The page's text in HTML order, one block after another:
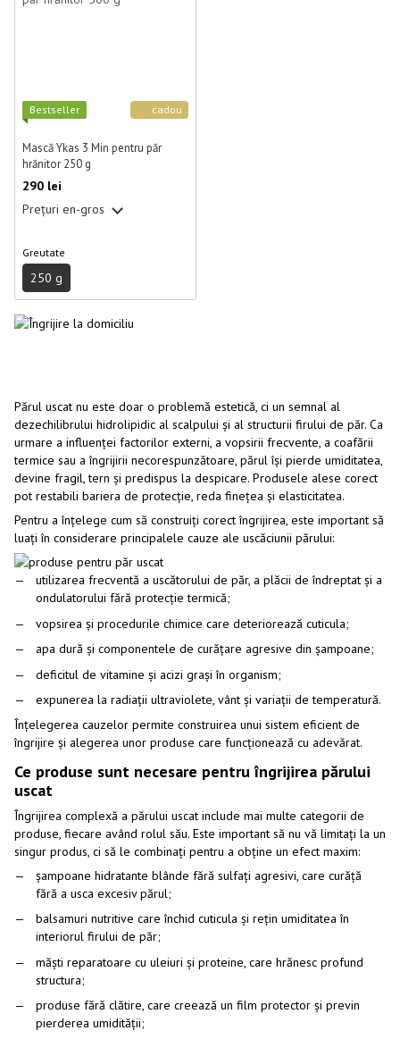
cadou
Best­seller
Mască Ykas 3 Min pentru păr
hrănitor 250 g
290 lei
Prețuri en-gros
Greutate
250 g
Părul uscat nu este doar o problemă estetică, ci un semnal al
dezechilibrului hidrolipidic al scalpului și al structurii firului de păr. Ca
urmare a influenței factorilor externi, a vopsirii frecvente, a coafării
termice sau a îngrijirii necorespunzătoare, părul își pierde umiditatea,
devine fragil, tern și predispus la despicare. Produsele alese corect
pot restabili bariera de protecție, reda finețea și elasticitatea.
Pentru a înțelege cum să construiți corect îngrijirea, este important să
luați în considerare principalele cauze ale uscăciunii părului:
utilizarea frecventă a uscătorului de păr, a plăcii de îndreptat și a
ondulatorului fără protecție termică;
vopsirea și procedurile chimice care deteriorează cuticula;
apa dură și componentele de curățare agresive din șampoane;
deficitul de vitamine și acizi grași în organism;
expunerea la radiații ultraviolete, vânt și variații de temperatură.
Înțelegerea cauzelor permite construirea unui sistem eficient de
îngrijire și alegerea unor produse care funcționează cu adevărat.
Ce produse sunt necesare pentru îngrijirea părului
uscat
Îngrijirea complexă a părului uscat include mai multe categorii de
produse, fiecare având rolul său. Este important să nu vă limitați la un
singur produs, ci să le combinați pentru a obține un efect maxim:
șampoane hidratante blânde fără sulfați agresivi, care curăță
fără a usca excesiv părul;
balsamuri nutritive care închid cuticula și rețin umiditatea în
interiorul firului de păr;
măști reparatoare cu uleiuri și proteine, care hrănesc profund
structura;
produse fără clătire, care creează un film protector și previn
pierderea umidității;